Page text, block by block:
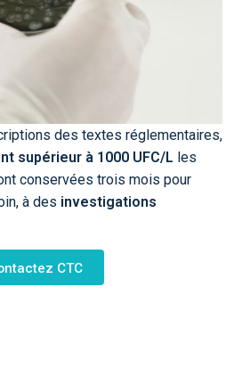
des textes réglementaires,
supérieur à 1000 UFC/L les
conservées trois mois pour
à des investigations
CTC